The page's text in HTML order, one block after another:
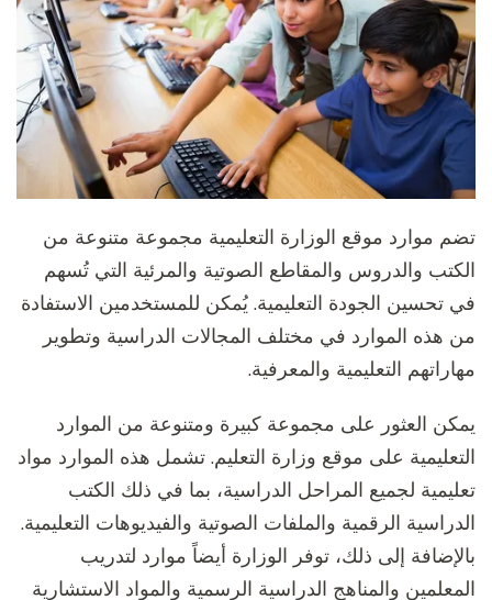
تضم موارد موقع الوزارة التعليمية مجموعة متنوعة من
الكتب والدروس والمقاطع الصوتية والمرئية التي تُسهم
في تحسين الجودة التعليمية. يُمكن للمستخدمين الاستفادة
من هذه الموارد في مختلف المجالات الدراسية وتطوير
مهاراتهم التعليمية والمعرفية.
يمكن العثور على مجموعة كبيرة ومتنوعة من الموارد
التعليمية على موقع وزارة التعليم. تشمل هذه الموارد مواد
تعليمية لجميع المراحل الدراسية، بما في ذلك الكتب
الدراسية الرقمية والملفات الصوتية والفيديوهات التعليمية.
بالإضافة إلى ذلك، توفر الوزارة أيضاً موارد لتدريب
المعلمين والمناهج الدراسية الرسمية والمواد الاستشارية